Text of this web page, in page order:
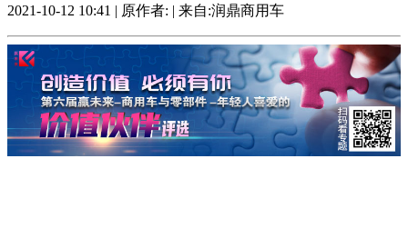
2021-10-12 10:41 | 原作者: | 来自:润鼎商用车